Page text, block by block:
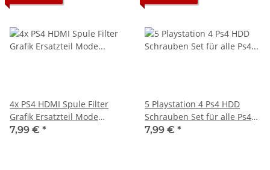
4x PS4 HDMI Spule Filter
Grafik Ersatzteil Mode
PlayStation PS 4 CUH-1004
7,99 € *
5 Playstation 4 Ps4 HDD
Schrauben Set für alle Ps4
Modelle
7,99 € *